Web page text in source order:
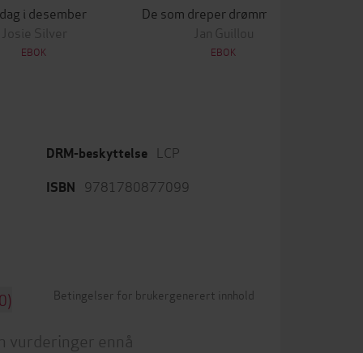
i desember
Josie Silver
EBOK
Jan Guillou
EBOK
DRM-beskyttelse LCP
ISBN 9781780877099
Betingelser for brukergenerert innhold
vurderinger ennå